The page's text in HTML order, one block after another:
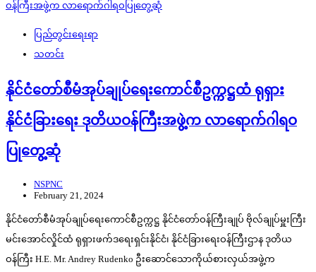
ပြည်တွင်းရေးရာ
သတင်း
နိုင်ငံတော်စီမံအုပ်ချုပ်ရေးကောင်စီဥက္ကဋ္ဌထံ ရုရှား
နိုင်ငံခြားရေး ဒုတိယဝန်ကြီးအဖွဲ့က လာရောက်ဂါရဝ
ပြုတွေ့ဆုံ
NSPNC
February 21, 2024
နိုင်ငံတော်စီမံအုပ်ချုပ်ရေးကောင်စီဥက္ကဋ္ဌ နိုင်ငံတော်ဝန်ကြီးချုပ် ဗိုလ်ချုပ်မှူးကြီး
မင်းအောင်လှိုင်ထံ ရုရှားဖက်ဒရေးရှင်းနိုင်ငံ၊ နိုင်ငံခြားရေးဝန်ကြီးဌာန ဒုတိယ
ဝန်ကြီး H.E. Mr. Andrey Rudenko ဦးဆောင်သောကိုယ်စားလှယ်အဖွဲ့က